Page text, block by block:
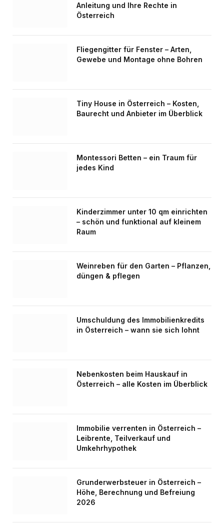
Anleitung und Ihre Rechte in
Österreich
Fliegengitter für Fenster – Arten,
Gewebe und Montage ohne Bohren
Tiny House in Österreich – Kosten,
Baurecht und Anbieter im Überblick
Montessori Betten – ein Traum für
jedes Kind
Kinderzimmer unter 10 qm einrichten
– schön und funktional auf kleinem
Raum
Weinreben für den Garten – Pflanzen,
düngen & pflegen
Umschuldung des Immobilienkredits
in Österreich – wann sie sich lohnt
Nebenkosten beim Hauskauf in
Österreich – alle Kosten im Überblick
Immobilie verrenten in Österreich –
Leibrente, Teilverkauf und
Umkehrhypothek
Grunderwerbsteuer in Österreich –
Höhe, Berechnung und Befreiung
2026